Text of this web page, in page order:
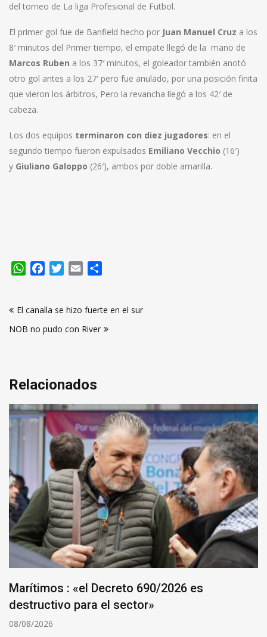
del torneo de La liga Profesional de Futbol.
El primer gol fue de Banfield hecho por Juan Manuel Cruz a los
8′ minutos del Primer tiempo, el empate llegó de la mano de
Marcos Ruben a los 37′ minutos, el goleador también anotó
otro gol antes a los 27′ pero fue anulado, por una posición finita
que vieron los árbitros, Pero la revancha llegó a los 42′ de
cabeza.
Los dos equipos terminaron con diez jugadores: en el
segundo tiempo fueron expulsados Emiliano Vecchio (16′)
y Giuliano Galoppo (26′), ambos por doble amarilla.
WhatsApp
FacebookTwitter
Email
de
entradas
El canalla se hizo fuerte en el sur
NOB no pudo con River
Relacionados
Marítimos : «el Decreto 690/2026 es
destructivo para el sector»
08/08/2026